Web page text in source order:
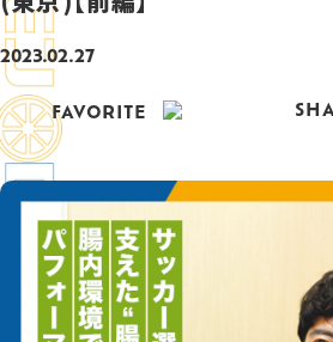
2023.02.27
FAVORITE